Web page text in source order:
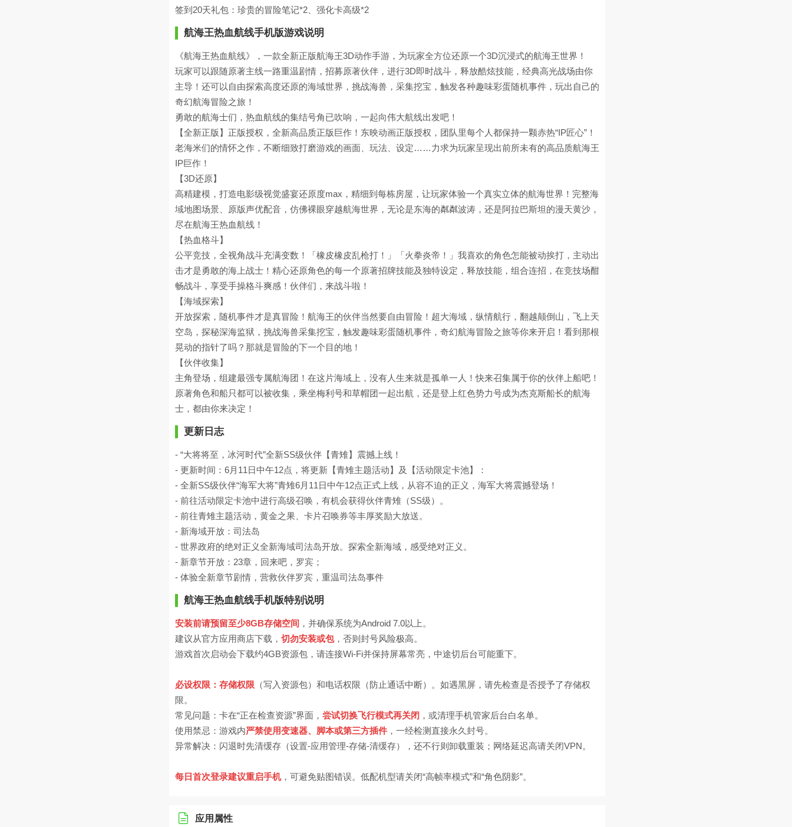
签到20天礼包：珍贵的冒险笔记*2、强化卡高级*2
航海王热血航线手机版游戏说明
《航海王热血航线》，一款全新正版航海王3D动作手游，为玩家全方位还原一个3D沉浸式的航海王世界！
玩家可以跟随原著主线一路重温剧情，招募原著伙伴，进行3D即时战斗，释放酷炫技能，经典高光战场由你
主导！还可以自由探索高度还原的海域世界，挑战海兽，采集挖宝，触发各种趣味彩蛋随机事件，玩出自己的
奇幻航海冒险之旅！
勇敢的航海士们，热血航线的集结号角已吹响，一起向伟大航线出发吧！
【全新正版】正版授权，全新高品质正版巨作！东映动画正版授权，团队里每个人都保持一颗赤热“IP匠心”！
老海米们的情怀之作，不断细致打磨游戏的画面、玩法、设定……力求为玩家呈现出前所未有的高品质航海王
IP巨作！
【3D还原】
高精建模，打造电影级视觉盛宴还原度max，精细到每栋房屋，让玩家体验一个真实立体的航海世界！完整海
域地图场景、原版声优配音，仿佛裸眼穿越航海世界，无论是东海的粼粼波涛，还是阿拉巴斯坦的漫天黄沙，
尽在航海王热血航线！
【热血格斗】
公平竞技，全视角战斗充满变数！「橡皮橡皮乱枪打！」「火拳炎帝！」我喜欢的角色怎能被动挨打，主动出
击才是勇敢的海上战士！精心还原角色的每一个原著招牌技能及独特设定，释放技能，组合连招，在竞技场酣
畅战斗，享受手操格斗爽感！伙伴们，来战斗啦！
【海域探索】
开放探索，随机事件才是真冒险！航海王的伙伴当然要自由冒险！超大海域，纵情航行，翻越颠倒山，飞上天
空岛，探秘深海监狱，挑战海兽采集挖宝，触发趣味彩蛋随机事件，奇幻航海冒险之旅等你来开启！看到那根
晃动的指针了吗？那就是冒险的下一个目的地！
【伙伴收集】
主角登场，组建最强专属航海团！在这片海域上，没有人生来就是孤单一人！快来召集属于你的伙伴上船吧！
原著角色和船只都可以被收集，乘坐梅利号和草帽团一起出航，还是登上红色势力号成为杰克斯船长的航海
士，都由你来决定！
更新日志
- “大将将至，冰河时代”全新SS级伙伴【青雉】震撼上线！
- 更新时间：6月11日中午12点，将更新【青雉主题活动】及【活动限定卡池】：
- 全新SS级伙伴“海军大将”青雉6月11日中午12点正式上线，从容不迫的正义，海军大将震撼登场！
- 前往活动限定卡池中进行高级召唤，有机会获得伙伴青雉（SS级）。
- 前往青雉主题活动，黄金之果、卡片召唤券等丰厚奖励大放送。
- 新海域开放：司法岛
- 世界政府的绝对正义全新海域司法岛开放。探索全新海域，感受绝对正义。
- 新章节开放：23章，回来吧，罗宾；
- 体验全新章节剧情，营救伙伴罗宾，重温司法岛事件
航海王热血航线手机版特别说明
安装前请预留至少8GB存储空间 ，并确保系统为Android 7.0以上。
建议从官方应用商店下载， 切勿安装或包，否则封号风险极高。
游戏首次启动会下载约4GB资源包，请连接Wi-Fi并保持屏幕常亮，中途切后台可能重下。
必设权限：存储权限 （写入资源包）和电话权限（防止通话中断）。如遇黑屏，请先检查是否授予了存储权
限。
常见问题：卡在“正在检查资源”界面， 尝试切换飞行模式再关闭 ，或清理手机管家后台白名单。
使用禁忌：游戏内严禁使用变速器、脚本或第三方插件 ，一经检测直接永久封号。
异常解决：闪退时先清缓存（设置-应用管理-存储-清缓存），还不行则卸载重装；网络延迟高请关闭VPN。
每日首次登录建议重启手机，可避免贴图错误。低配机型请关闭“高帧率模式”和“角色阴影”。
应用属性